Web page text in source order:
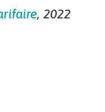
, 2022